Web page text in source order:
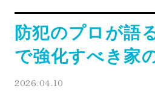
防犯のプロが語
で強化すべき家
2026.04.10